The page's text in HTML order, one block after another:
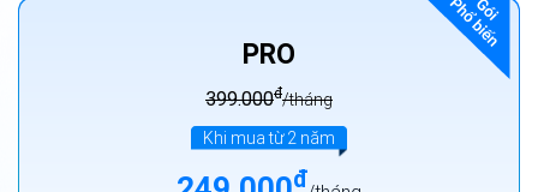
PRO
399.000đ/tháng
Khi mua từ 2 năm
đ